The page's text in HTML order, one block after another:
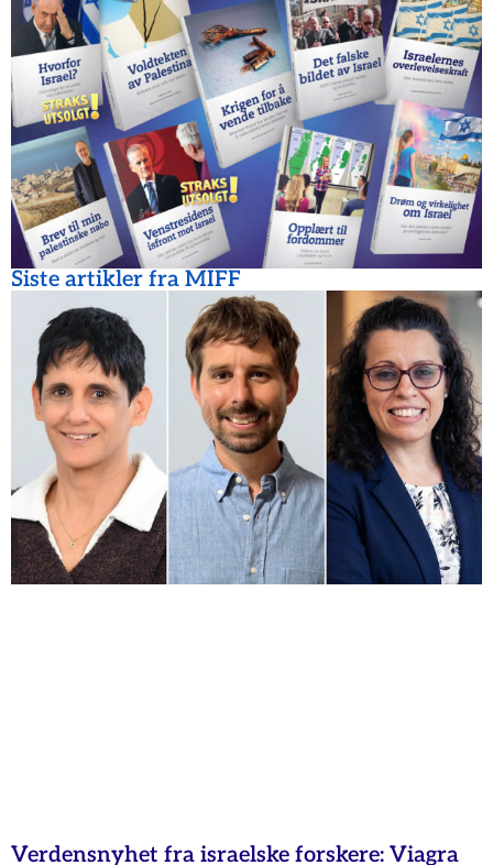
Siste artikler fra MIFF
Verdensnyhet fra israelske forskere: Viagra